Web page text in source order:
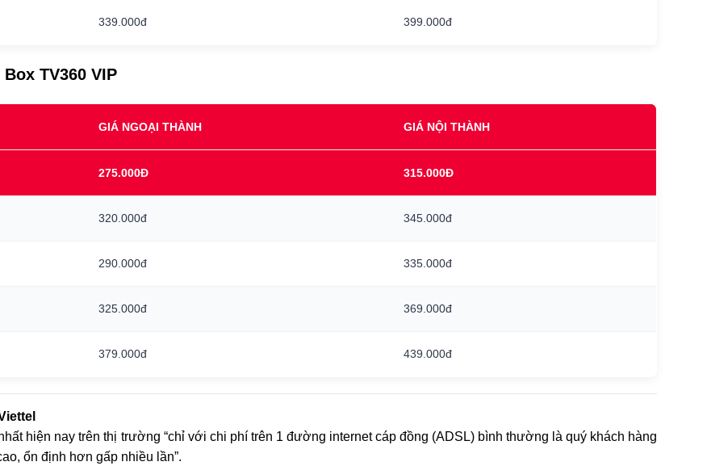
339.000đ 399.000đ
TV360 VIP
GIÁ NGOẠI THÀNH GIÁ NỘI THÀNH
275.000Đ 315.000Đ
320.000đ 345.000đ
290.000đ 335.000đ
325.000đ 369.000đ
379.000đ 439.000đ
hiện nay trên thị trường “chỉ với chi phí trên 1 đường internet cáp đồng (ADSL) bình thường là quý khách hàng
ổn định hơn gấp nhiều lần”.